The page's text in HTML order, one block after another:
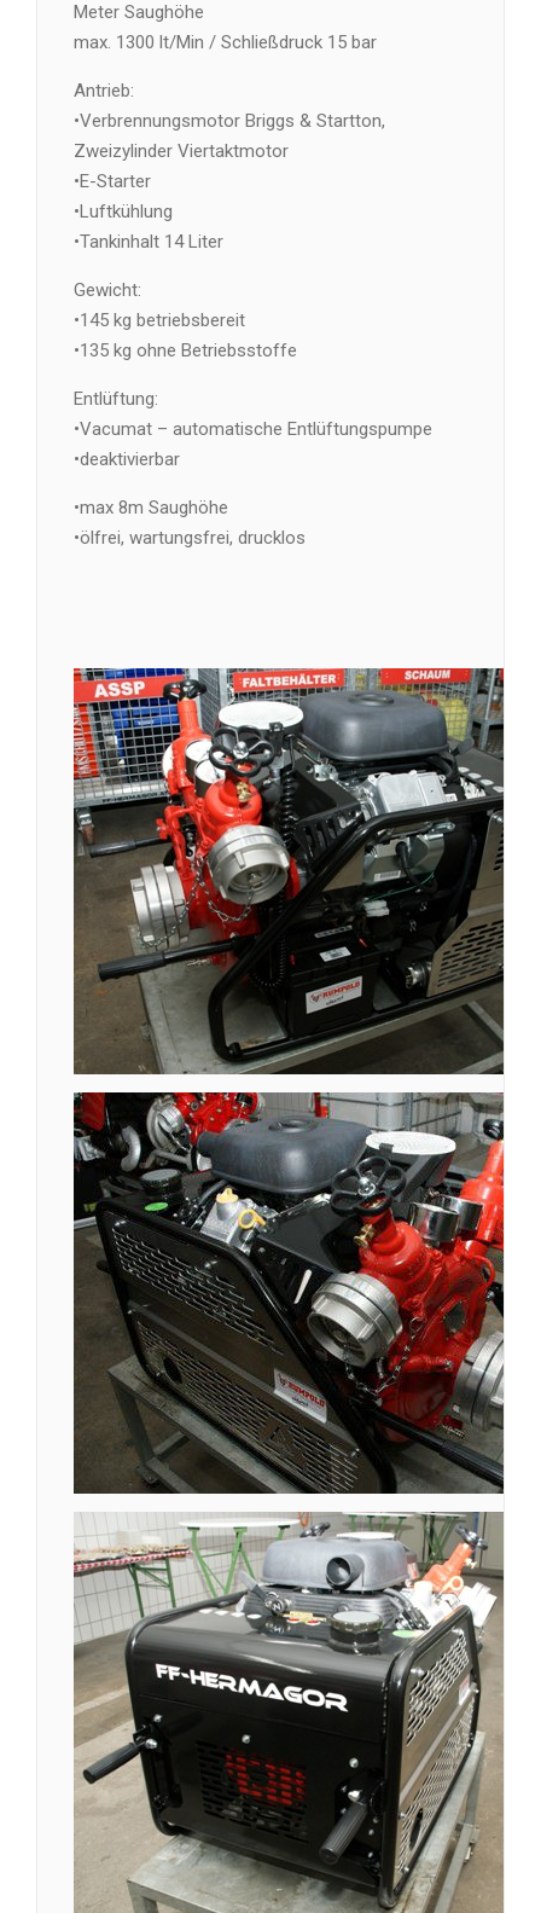
Meter Saughöhe
max. 1300 lt/Min / Schließdruck 15 bar
Antrieb:
•Verbrennungsmotor Briggs & Startton,
Zweizylinder Viertaktmotor
•E-Starter
•Luftkühlung
•Tankinhalt 14 Liter
Gewicht:
•145 kg betriebsbereit
•135 kg ohne Betriebsstoffe
Entlüftung:
•Vacumat – automatische Entlüftungspumpe
•deaktivierbar
•max 8m Saughöhe
•ölfrei, wartungsfrei, drucklos